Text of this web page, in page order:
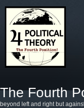
The Fourth
beyond left and right but